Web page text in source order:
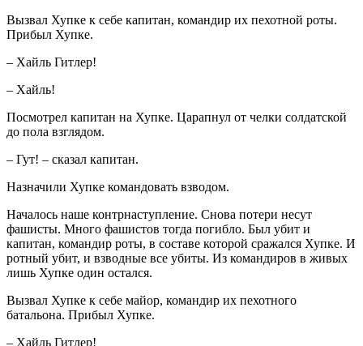
Вызвал Хупке к себе капитан, командир их пехотной роты.
Прибыл Хупке.
– Хайль Гитлер!
– Хайль!
Посмотрел капитан на Хупке. Царапнул от челки солдатской
до пола взглядом.
– Гут! – сказал капитан.
Назначили Хупке командовать взводом.
Началось наше контрнаступление. Снова потери несут
фашисты. Много фашистов тогда погибло. Был убит и
капитан, командир роты, в составе которой сражался Хупке. И
ротный убит, и взводные все убиты. Из командиров в живых
лишь Хупке один остался.
Вызвал Хупке к себе майор, командир их пехотного
батальона. Прибыл Хупке.
– Хайль Гитлер!